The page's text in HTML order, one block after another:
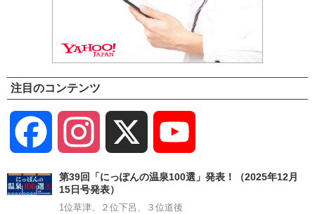
注目のコンテンツ
Facebook Instagram
Channel
第39回「にっぽんの温泉100選」発表！（2025年12月
15日号発表）
1位草津、２位下呂、３位道後